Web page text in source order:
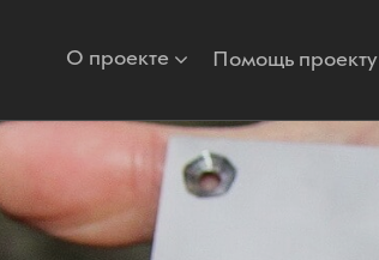
О проекте Помощь проекту